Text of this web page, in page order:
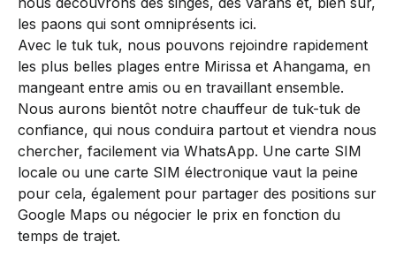
les paons qui sont omniprésents ici.
Avec le tuk tuk, nous pouvons rejoindre rapidement
les plus belles plages entre Mirissa et Ahangama, en
mangeant entre amis ou en travaillant ensemble.
Nous aurons bientôt notre chauffeur de tuk-tuk de
confiance, qui nous conduira partout et viendra nous
chercher, facilement via WhatsApp. Une carte SIM
locale ou une carte SIM électronique vaut la peine
pour cela, également pour partager des positions sur
Google Maps ou négocier le prix en fonction du
temps de trajet.